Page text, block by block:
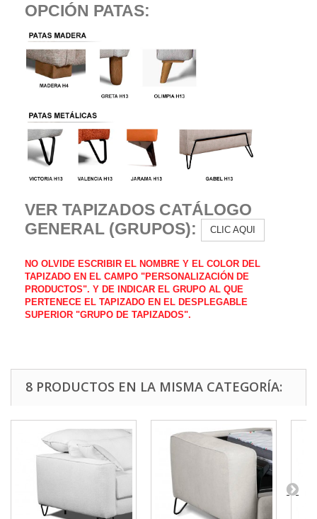
OPCIÓN PATAS:
VER TAPIZADOS CATÁLOGO
GENERAL (GRUPOS):
CLIC AQUI
NO OLVIDE ESCRIBIR EL NOMBRE Y EL COLOR DEL
TAPIZADO EN EL CAMPO "PERSONALIZACIÓN DE
PRODUCTOS". Y DE INDICAR EL GRUPO AL QUE
PERTENECE EL TAPIZADO EN EL DESPLEGABLE
SUPERIOR "GRUPO DE TAPIZADOS".
8 PRODUCTOS EN LA MISMA CATEGORÍA: